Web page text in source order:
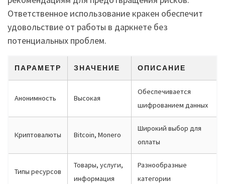
Ответственное использование кракен обеспечит
удовольствие от работы в даркнете без
потенциальных проблем.
ПАРАМЕТР ЗНАЧЕНИЕ ОПИСАНИЕ
Анонимность Высокая
Обеспечивается
шифрованием данных
Криптовалюты Bitcoin, Monero
Широкий выбор для
оплаты
Типы ресурсов
Товары, услуги,
информация
Разнообразные
категории